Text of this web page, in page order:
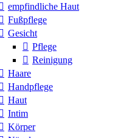
empfindliche Haut
Fußpflege
Gesicht
Pflege
Reinigung
Haare
Handpflege
Haut
Intim
Körper